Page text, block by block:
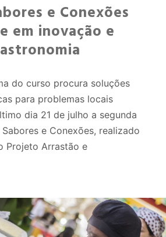
e Conexões
em inovação e
do curso procura soluções
para problemas locais
dia 21 de julho a segunda
e Conexões, realizado
Projeto Arrastão e